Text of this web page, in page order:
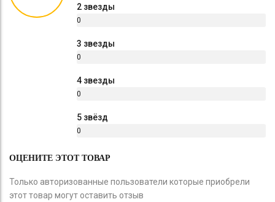
2 звезды
0
3 звезды
0
4 звезды
0
5 звёзд
0
ОЦЕНИТЕ ЭТОТ ТОВАР
Только авторизованные пользователи которые приобрели
этот товар могут оставить отзыв